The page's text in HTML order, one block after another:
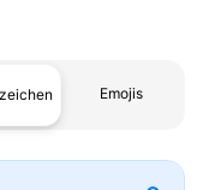
Emojis